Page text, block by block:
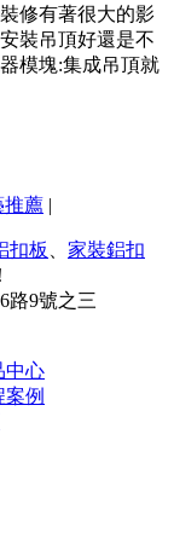
修有著很大的影
裝吊頂好還是不
模塊:集成吊頂就
推薦 |
扣板
家裝鋁扣
路9號之三
中心
案例